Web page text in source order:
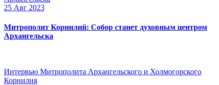
25 Авг 2023
Митрополит Корнилий: Собор станет духовным центром
Архангельска
Интервью Митрополита Архангельского и Холмогорского
Корнилия